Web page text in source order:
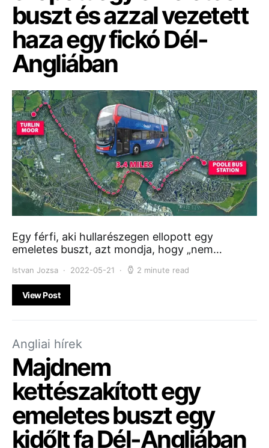
buszt és azzal vezetett
haza egy fickó Dél-
Angliában
Egy férfi, aki hullarészegen ellopott egy
emeletes buszt, azt mondja, hogy „nem…
Istvan Jozsa 2022-05-21 2 minute read
View Post
Angliai hírek
Majdnem
kettészakított egy
emeletes buszt egy
kidőlt fa Dél-Angliában